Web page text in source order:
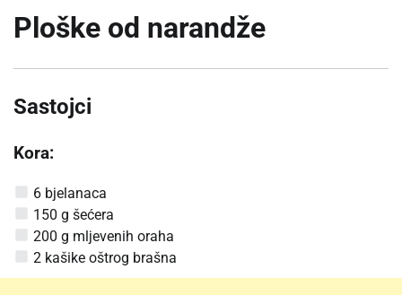
Ploške od narandže
Sastojci
Kora:
6 bjelanaca
150 g šećera
200 g mljevenih oraha
2 kašike oštrog brašna